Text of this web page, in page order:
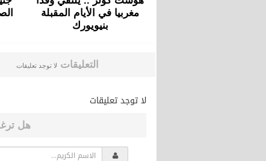
مغربيا في الأيام المقبلة
بنيويورك
التعليقات لا توجد تعليقات
لا توجد تعليقات
هل